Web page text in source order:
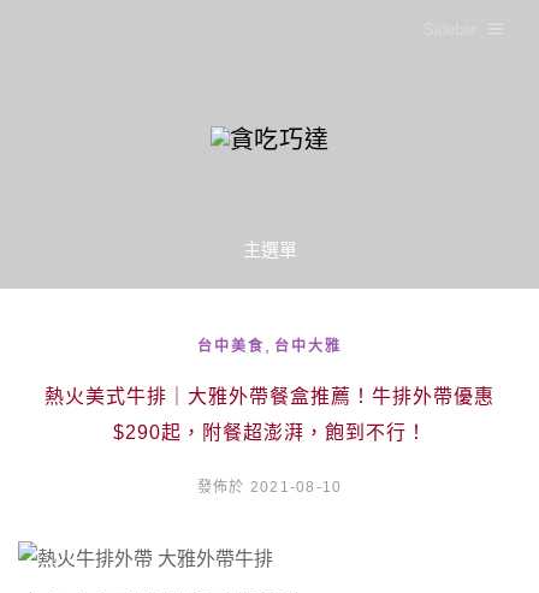
主選單
台中美食 台中大雅
熱火美式牛排｜大雅外帶餐盒推薦！牛排外帶優惠
$290起，附餐超澎湃，飽到不行！
發佈於 2021-08-10